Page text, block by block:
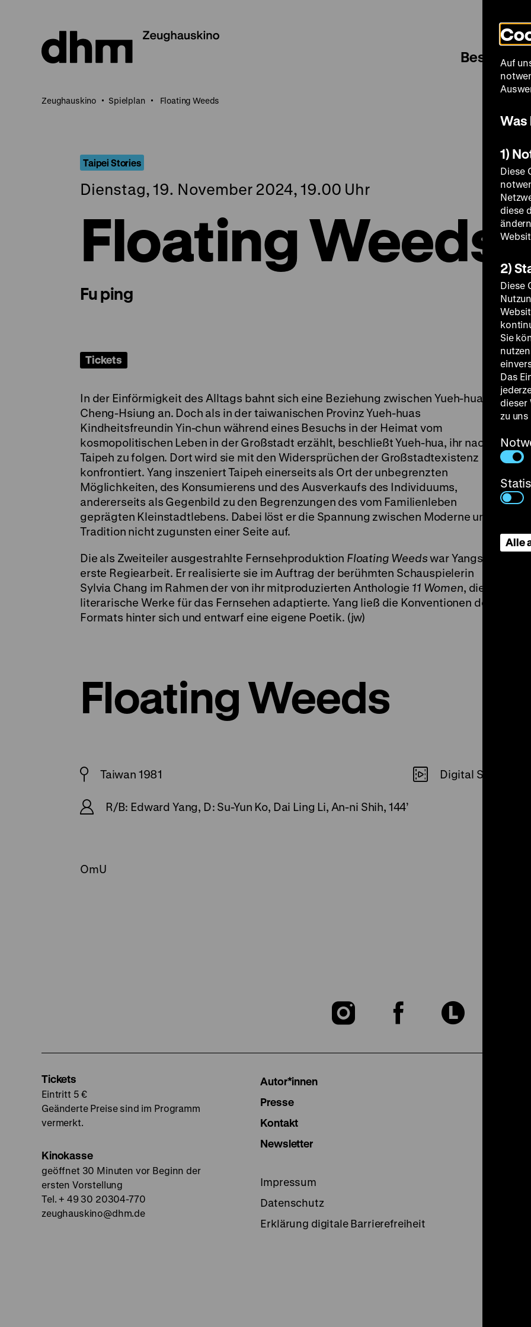
Seiteninhalt
springen
Besuch
Zeughauskino Spielplan Floating Weeds
Taipei Stories
Dienstag, 19. November 2024, 19.00 Uhr
Floating Weeds
Fu ping
Tickets
In der Einförmigkeit des Alltags bahnt sich eine Beziehung zwischen Yueh-hua und
Cheng-Hsiung an. Doch als in der taiwanischen Provinz Yueh-huas
Kindheitsfreundin Yin-chun während eines Besuchs in der Heimat vom
kosmopolitischen Leben in der Großstadt erzählt, beschließt Yueh-hua, ihr nach
Taipeh zu folgen. Dort wird sie mit den Widersprüchen der Großstadtexistenz
konfrontiert. Yang inszeniert Taipeh einerseits als Ort der unbegrenzten
Möglichkeiten, des Konsumierens und des Ausverkaufs des Individuums,
andererseits als Gegenbild zu den Begrenzungen des vom Familienleben
geprägten Kleinstadtlebens. Dabei löst er die Spannung zwischen Moderne und
Tradition nicht zugunsten einer Seite auf.
Die als Zweiteiler ausgestrahlte Fernsehproduktion Floating Weedswar Yangs
erste Regiearbeit. Er realisierte sie im Auftrag der berühmten Schauspielerin
Sylvia Chang im Rahmen der von ihr mitproduzierten Anthologie 11 Women, die
literarische Werke für das Fernsehen adaptierte. Yang ließ die Konventionen des
Formats hinter sich und entwarf eine eigene Poetik. (jw)
Floating Weeds
Taiwan 1981 Digital SD
R/B: Edward Yang, D: Su-Yun Ko, Dai Ling Li, An-ni Shih, 144’
OmU
Zu
Zu
Zu
Tickets
Eintritt 5 €
Geänderte Preise sind im Programm
vermerkt.
Kinokasse
geöffnet 30 Minuten vor Beginn der
ersten Vorstellung
Tel. + 49 30 20304-770
zeughauskino@dhm.de
Autor*innen
Presse
Kontakt
Newsletter
Impressum
Datenschutz
Erklärung digitale Barrierefreiheit
Auf
Was
1)
Diese
diese
2)
Diese
Sie
Das
dieser
zu uns
Alle